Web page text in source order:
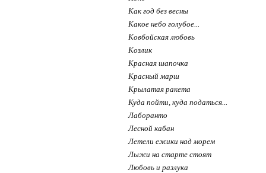
Как год без весны
Какое небо голубое...
Ковбойская любовь
Козлик
Красная шапочка
Красный марш
Крылатая ракета
Куда пойти, куда податься...
Лаборанто
Лесной кабан
Летели ежики над морем
Лыжи на старте стоят
Любовь и разлука